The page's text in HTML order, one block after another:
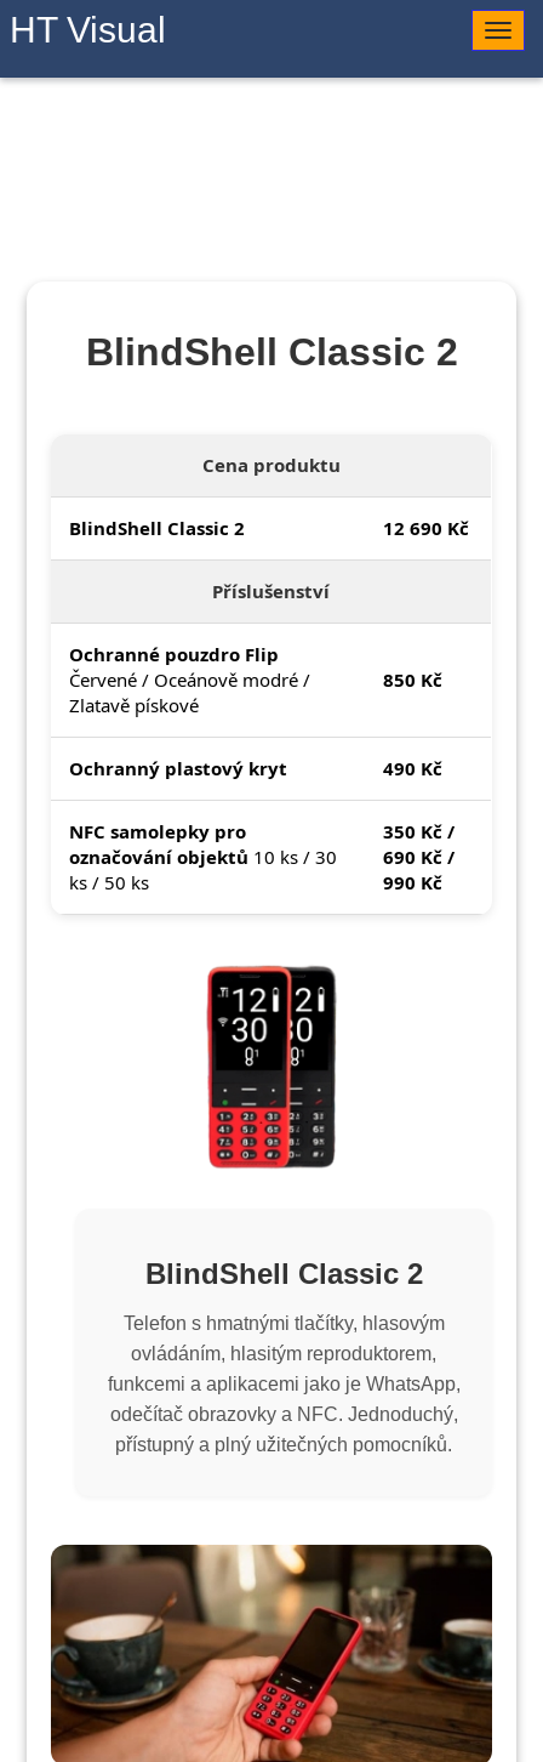
HT Visual
BlindShell Classic 2
Cena produktu
BlindShell Classic 2 12 690 Kč
Příslušenství
Ochranné pouzdro Flip
Červené / Oceánově modré /
Zlatavě pískové
850 Kč
Ochranný plastový kryt 490 Kč
NFC samolepky pro
označování objektů 10 ks / 30
ks / 50 ks
350 Kč /
690 Kč /
990 Kč
BlindShell Classic 2
Telefon s hmatnými tlačítky, hlasovým
ovládáním, hlasitým reproduktorem,
funkcemi a aplikacemi jako je WhatsApp,
odečítač obrazovky a NFC. Jednoduchý,
přístupný a plný užitečných pomocníků.